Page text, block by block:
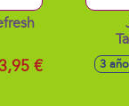
€ 3